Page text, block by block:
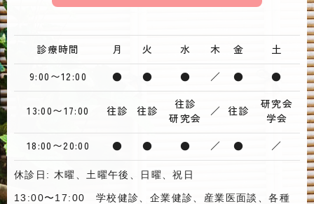
診療時間 月 火 水 木 金
土
9:00〜12:00
● ● ● ／ ● ●
13:00〜17:00 往診 往診
往診
研究会
／ 往診
研究会
学会
18:00〜20:00
● ● ● ／ ● ／
休診日: 木曜、土曜午後、日曜、祝日
13:00〜17:00 学校健診、企業健診、産業医面談、各種